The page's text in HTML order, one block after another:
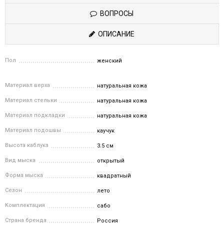
ВОПРОСЫ
ОПИСАНИЕ
Пол женский
Материал верха натуральная кожа
Материал стельки натуральная кожа
Материал подкладки натуральная кожа
Материал подошвы каучук
Высота каблука 3.5 см
Вид мыска открытый
Форма мыска квадратный
Сезон лето
Комплектация сабо
Страна бренда Россия